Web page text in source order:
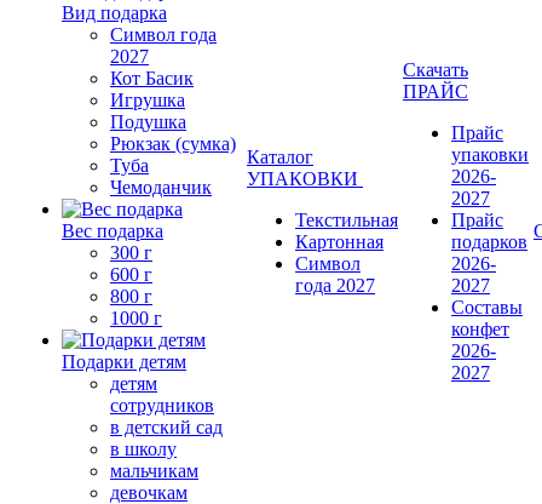
Вид подарка
Символ года
2027
Кот Басик
Игрушка
Подушка
Рюкзак (сумка)
Туба
Чемоданчик
Вес подарка
300 г
600 г
800 г
1000 г
Подарки детям
детям
сотрудников
в детский сад
в школу
мальчикам
девочкам
Каталог
УПАКОВКИ
Текстильная
Картонная
Символ
года 2027
Скачать
ПРАЙС
Прайс
упаковки
2026-
2027
Прайс
подарков
2026-
2027
Составы
конфет
2026-
2027